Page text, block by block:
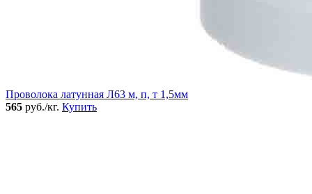
Проволока латунная Л63 м, п, т 1,5мм
565 руб./кг. Купить